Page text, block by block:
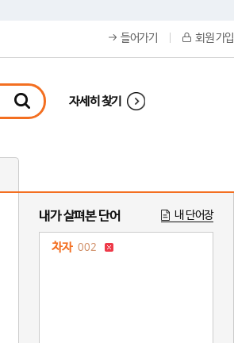
들어가기 회원 가입
자세히 찾기
내가 살펴본 단어 내 단어장
차자 002